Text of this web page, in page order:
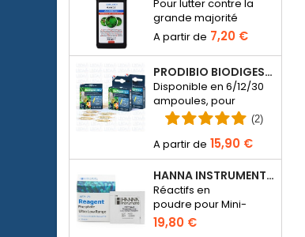
Pour lutter contre la
grande majorité
d’espèces d’algues
dans l’aquarium d’eau
douce.
7,20 €
PRODIBIO BIODIGEST - 6/12/30 AMPOULES
Disponible en 6/12/30
ampoules, pour
ensemencer en
bactériens un
aquarium d’eau de
mer ou d’eau douce.
(2)
15,90 €
HANNA INSTRUMENTS HI774-25 POUR PHOTOMÈTRE PHOSPHATE HI774
Réactifs en
poudre pour Mini-
photomètre Checker
HC Phosphate
19,80 €